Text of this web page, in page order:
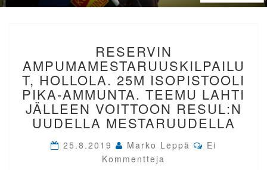
HOLLOLA.
25M
ISOPISTOOLI
PIKA-
AMMUNTA.
TEEMU
JÄLLEEN
VOITTOON
RESERVIN
AMPUMAMESTARUUSKILPAILU
T, HOLLOLA. 25M ISOPISTOOLI
PIKA-AMMUNTA. TEEMU LAHTI
JÄLLEEN VOITTOON RESUL:N
UUDELLA MESTARUUDELLA
25.8.2019 Marko Leppä Comments
Ei
Kommentteja